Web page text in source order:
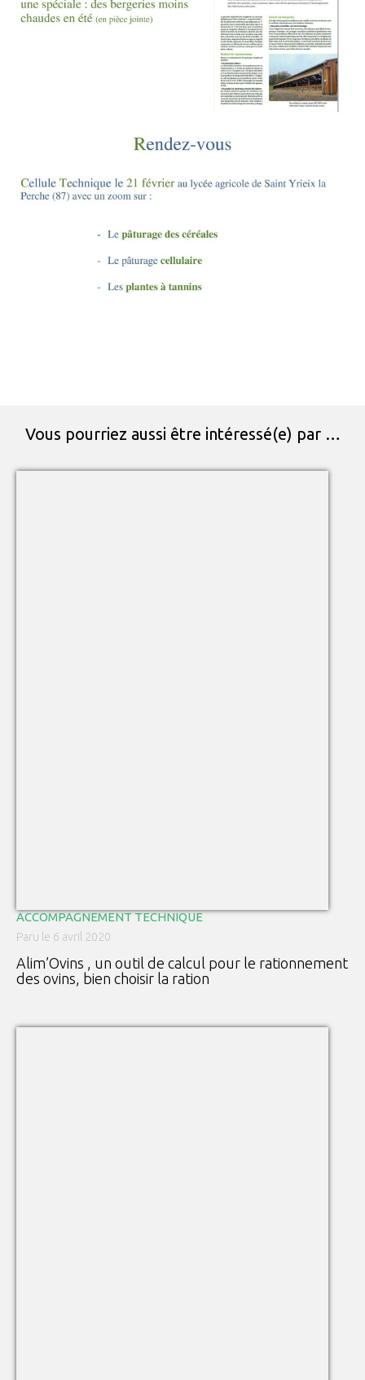
Vous pourriez aussi être intéressé(e) par …
ACCOMPAGNEMENT TECHNIQUE
Paru le 6 avril 2020
Alim’Ovins , un outil de calcul pour le rationnement
des ovins, bien choisir la ration